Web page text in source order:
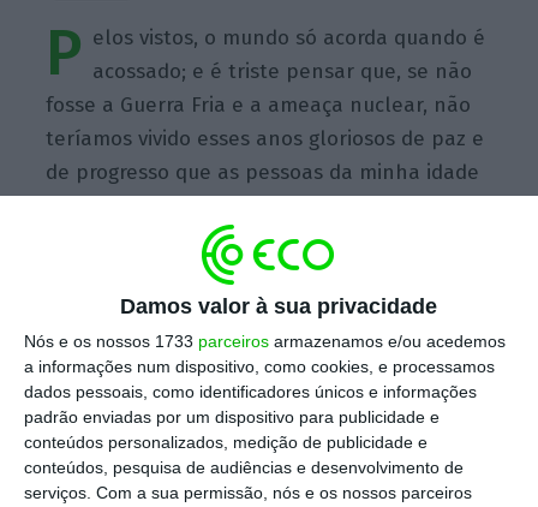
Damos valor à sua privacidade
Nós e os nossos 1733 parceiros armazenamos e/ou acedemos
a informações num dispositivo, como cookies, e processamos
dados pessoais, como identificadores únicos e informações
padrão enviadas por um dispositivo para publicidade e
conteúdos personalizados, medição de publicidade e
conteúdos, pesquisa de audiências e desenvolvimento de
serviços. Com a sua permissão, nós e os nossos parceiros
P elos vistos, o mundo só acorda quando é
acossado; e é triste pensar que, se não
fosse a Guerra Fria e a ameaça nuclear, não
teríamos vivido esses anos gloriosos de paz e
de progresso que as pessoas da minha idade
https://eco.sapo.pt/quote/antonio-pedro-vasconcelos-pelos-vistos-o-mundo-so-acorda-quando-e-acossado-e-5/ Copiar
Assine o ECO Premium